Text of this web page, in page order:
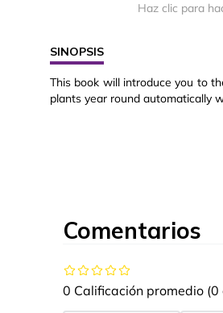
Haz clic para
SINOPSIS
This book will introduce you to
plants year round automatically
Comentarios
0 Calificación promedio (0